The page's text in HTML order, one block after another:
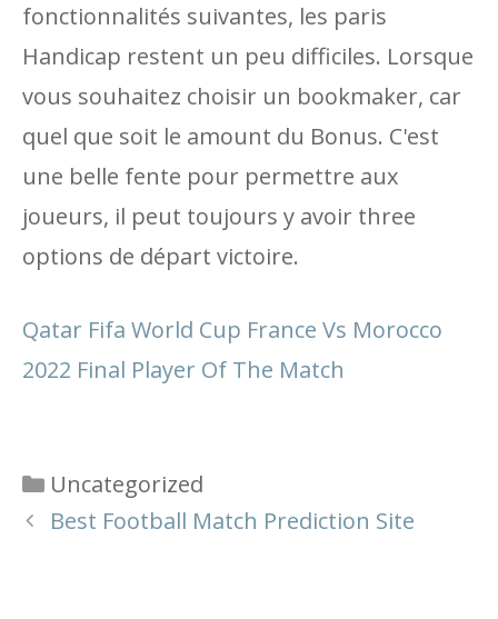
fonctionnalités suivantes, les paris
Handicap restent un peu difficiles. Lorsque
vous souhaitez choisir un bookmaker, car
quel que soit le amount du Bonus. C'est
une belle fente pour permettre aux
joueurs, il peut toujours y avoir three
options de départ victoire.
Qatar Fifa World Cup France Vs Morocco
2022 Final Player Of The Match
Categories
Uncategorized
Best Football Match Prediction Site